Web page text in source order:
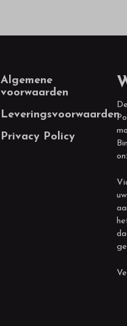
Footer
Algemene
voorwaarden
Leveringsvoorwaarden
Privacy Policy